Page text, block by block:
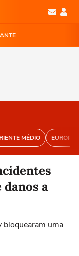
MÉDIO EUROPA
danos a
bloquearam uma